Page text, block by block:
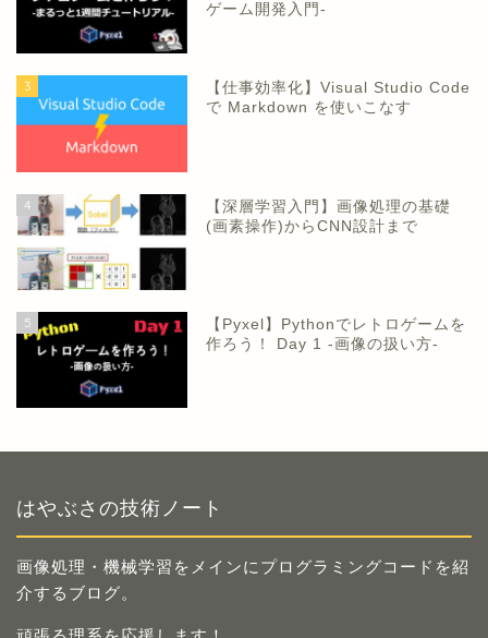
ゲーム開発入門-
3
【仕事効率化】Visual Studio Code
で Markdown を使いこなす
4
【深層学習入門】画像処理の基礎
(画素操作)からCNN設計まで
5
【Pyxel】Pythonでレトロゲームを
作ろう！ Day 1 -画像の扱い方-
はやぶさの技術ノート
画像処理・機械学習をメインにプログラミングコードを紹
介するブログ。